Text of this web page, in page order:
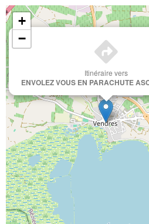
Itinéraire vers
ENVOLEZ VOUS EN PARACHUTE
+
−